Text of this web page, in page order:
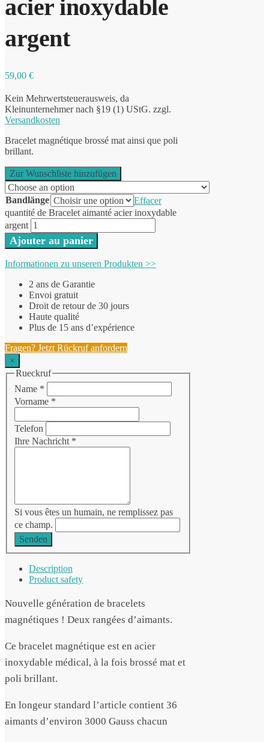
acier inoxydable
argent
59,00 €
Kein Mehrwertsteuerausweis, da
Kleinunternehmer nach §19 (1) UStG. zzgl.
Versandkosten
Bracelet magnétique brossé mat ainsi que poli
brillant.
Zur Wunschliste hinzufügen
Bandlänge
Effacer
quantité de Bracelet aimanté acier inoxydable
argent
Ajouter au panier
Informationen zu unseren Produkten >>
2 ans de Garantie
Envoi gratuit
Droit de retour de 30 jours
Haute qualité
Plus de 15 ans d’expérience
Fragen? Jetzt Rückruf anfordern
×
Rueckruf
Name *
Vorname *
Telefon
Ihre Nachricht *
Si vous êtes un humain, ne remplissez pas
ce champ.
Senden
Description
Product safety
Nouvelle génération de bracelets
magnétiques ! Deux rangées d’aimants.
Ce bracelet magnétique est en acier
inoxydable médical, à la fois brossé mat et
poli brillant.
En longeur standard l’article contient 36
aimants d’environ 3000 Gauss chacun